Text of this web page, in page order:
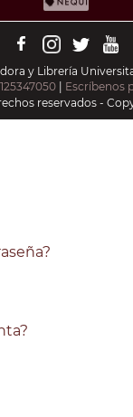
y Librería
Escríbenos
reservados -